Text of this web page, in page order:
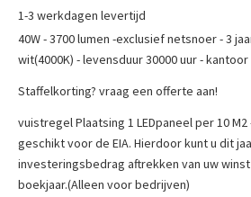
1-3 werkdagen levertijd
40W - 3700 lumen -exclusief netsnoer - 3
wit(4000K) - levensduur 30000 uur -
Staffelkorting? vraag een offerte aan!
vuistregel Plaatsing 1 LEDpaneel per 10 M2
geschikt voor de EIA. Hierdoor kunt u dit
investeringsbedrag aftrekken van uw
boekjaar.(Alleen voor bedrijven)